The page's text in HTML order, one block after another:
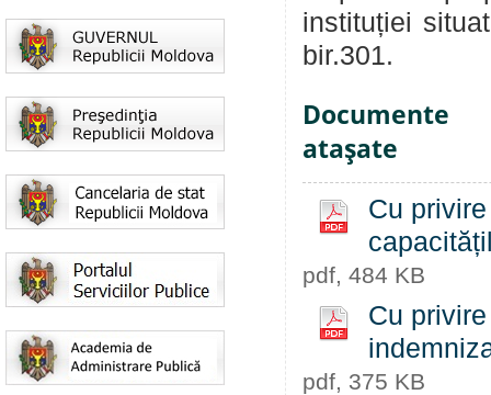
instituției
bir.301.
Documente
ataşate
Cu
pdf, 484 KB
Cu
pdf, 375 KB